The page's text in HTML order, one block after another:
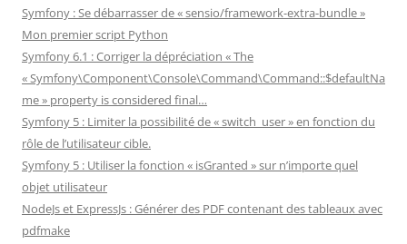
Symfony : Se débarrasser de « sensio/framework-extra-bundle »
Mon premier script Python
Symfony 6.1 : Corriger la dépréciation « The
« Symfony\Component\Console\Command\Command::$defaultNa
me » property is considered final…
Symfony 5 : Limiter la possibilité de « switch_user » en fonction du
rôle de l’utilisateur cible.
Symfony 5 : Utiliser la fonction « isGranted » sur n’importe quel
objet utilisateur
NodeJs et ExpressJs : Générer des PDF contenant des tableaux avec
pdfmake